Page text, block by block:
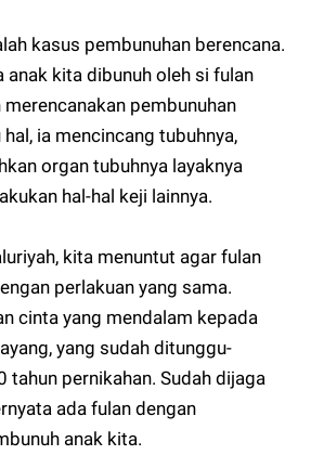
kasus pembunuhan berencana.
anak kita dibunuh oleh si fulan
merencanakan pembunuhan
ia mencincang tubuhnya,
organ tubuhnya layaknya
hal-hal keji lainnya.
kita menuntut agar fulan
perlakuan yang sama.
cinta yang mendalam kepada
yang sudah ditunggu-
tahun pernikahan. Sudah dijaga
ada fulan dengan
anak kita.